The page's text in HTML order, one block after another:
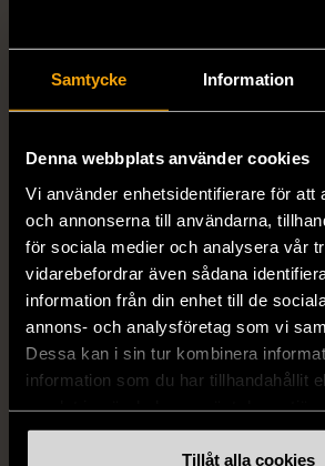
Samtycke Information
Denna webbplats använder cookies
Vi använder enhetsidentifierare för att
och annonserna till användarna,
för sociala medier och analysera vår
vidarebefordrar även sådana
information från din enhet till de
annons- och analysföretag som vi
Dessa kan i sin tur kombinera
information som du har tillhandahållit
Tillåt alla cookies
1/5
DRESSMANN
Dressmann -
Kostymbyxor med
pressveck
Gott skick
159 kr
Bondelid
- Blå vit
XL (52)